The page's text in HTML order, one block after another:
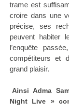
trame est
croire dans une
précise, ses
peuvent habiter
l’enquête
compétiteurs et
grand plaisir.
Ainsi Adma
Night Live »